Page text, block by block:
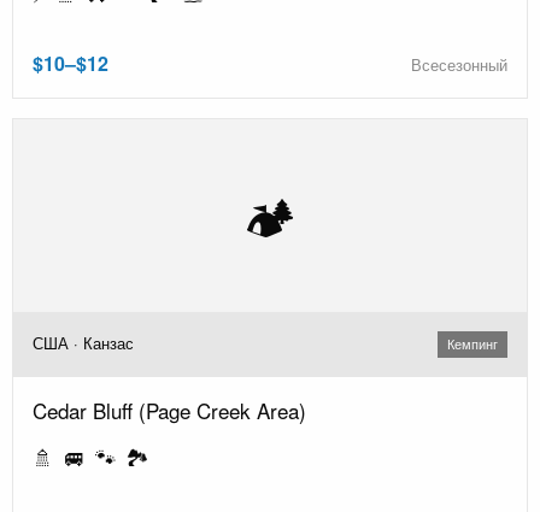
$10–$12 Всесезонный
🏕️
США · Канзас Кемпинг
Cedar Bluff (Page Creek Area)
🚿 🚐 🐾 🏞️